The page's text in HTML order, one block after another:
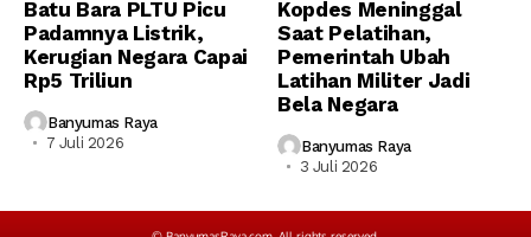
Batu Bara PLTU Picu
Padamnya Listrik,
Kerugian Negara Capai
Rp5 Triliun
Banyumas Raya
7 Juli 2026
Kopdes Meninggal
Saat Pelatihan,
Pemerintah Ubah
Latihan Militer Jadi
Bela Negara
Banyumas Raya
3 Juli 2026